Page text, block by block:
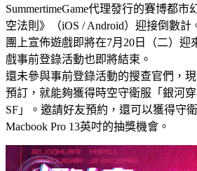
SummertimeGame代理發行的賽博都市
空法則》（iOS / Android）迎接倒數
團上宣佈遊戲即將在7月20日（二）迎
戲事前登錄活動也即將結束。
還未參與事前登錄活動的搜查官們，
預訂，就能夠獲得時空守衛服「銀河
SF」。邀請好友預約，還可以獲得守
Macbook Pro 13英吋的抽獎機會。